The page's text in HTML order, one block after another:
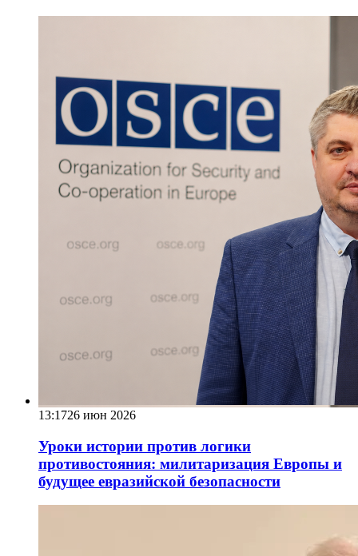
13:1726 июн 2026
Уроки истории против логики
противостояния: милитаризация Европы и
будущее евразийской безопасности